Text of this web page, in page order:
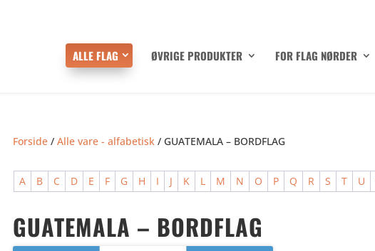
ALLE FLAG ØVRIGE PRODUKTER FOR FLAG NØRDER
Forside /Alle vare - alfabetisk / GUATEMALA – BORDFLAG
A B C D E F G H I J K L M N O P Q R S T U
GUATEMALA – BORDFLAG